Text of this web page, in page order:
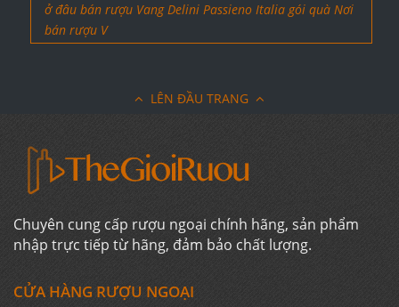
ở đâu bán rượu Vang Delini Passieno Italia gói quà Nơi
bán rượu V
LÊN ĐẦU TRANG
Chuyên cung cấp rượu ngoại chính hãng, sản phẩm
nhập trực tiếp từ hãng, đảm bảo chất lượng.
CỬA HÀNG RƯỢU NGOẠI